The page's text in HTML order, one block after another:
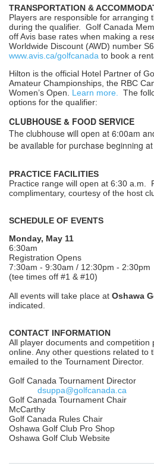
TRANSPORTATION &
Players are responsible for arranging
during the qualifier. Golf Canada
off Avis base rates when making a
Worldwide Discount (AWD) number
www.avis.ca/golfcanada to book a
Hilton is the official Hotel Partner of
Amateur Championships, the RBC
Women’s Open. Learn more.
The
options for the qualifier:
CLUBHOUSE & FOOD SERVICE
The clubhouse will open at 6:00am
be available for purchase beginning
PRACTICE FACILITIES
Practice range will open at 6:30 a.m.
complimentary, courtesy of the host
SCHEDULE OF EVENTS
Monday, May 11
6:30am
Registration Opens
7:30am - 9:30am / 12:30pm -
(tee times off #1 & #10)
All events will take place at Oshawa
indicated.
CONTACT INFORMATION
All player documents and competition
online. Any other questions related to
emailed to the Tournament Director.
Golf Canada Tournament
dsuppa@golfcanada.ca
Golf Canada
McCarthy
Golf Canada Rules
Oshawa Golf Club Pro
Oshawa Golf Club